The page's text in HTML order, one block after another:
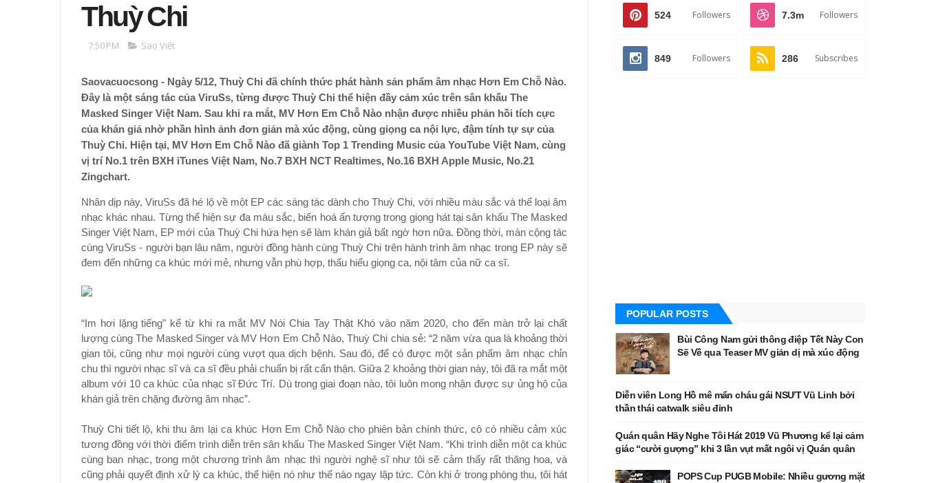
Thuỳ Chi
7:50 PM Sao Việt
Saovacuocsong - Ngày 5/12, Thuỳ Chi đã chính thức phát hành sản phẩm âm nhạc Hơn Em Chỗ Nào.
Đây là một sáng tác của ViruSs, từng được Thuỳ Chi thể hiện đầy cảm xúc trên sân khấu The
Masked Singer Việt Nam. Sau khi ra mắt, MV Hơn Em Chỗ Nào nhận được nhiều phản hồi tích cực
của khán giả nhờ phần hình ảnh đơn giản mà xúc động, cùng giọng ca nội lực, đậm tính tự sự của
Thuỳ Chi. Hiện tại, MV Hơn Em Chỗ Nào đã giành Top 1 Trending Music của YouTube Việt Nam, cùng
vị trí No.1 trên BXH iTunes Việt Nam, No.7 BXH NCT Realtimes, No.16 BXH Apple Music, No.21
Zingchart.
Nhân dịp này, ViruSs đã hé lộ về một EP các sáng tác dành cho Thuỳ Chi, với nhiều màu sắc và thể loại âm
nhạc khác nhau. Từng thể hiện sự đa màu sắc, biến hoá ấn tượng trong giọng hát tại sân khấu The Masked
Singer Việt Nam, EP mới của Thuỳ Chi hứa hẹn sẽ làm khán giả bất ngờ hơn nữa. Đồng thời, màn cộng tác
cùng ViruSs - người bạn lâu năm, người đồng hành cùng Thuỳ Chi trên hành trình âm nhạc trong EP này sẽ
đem đến những ca khúc mới mẻ, nhưng vẫn phù hợp, thấu hiểu giọng ca, nội tâm của nữ ca sĩ.
“Im hơi lặng tiếng" kể từ khi ra mắt MV Nói Chia Tay Thật Khó vào năm 2020, cho đến màn trở lại chất
lượng cùng The Masked Singer và MV Hơn Em Chỗ Nào, Thuỳ Chi chia sẻ: “2 năm vừa qua là khoảng thời
gian tôi, cũng như mọi người cùng vượt qua dịch bệnh. Sau đó, để có được một sản phẩm âm nhạc chỉn
chu thì người nhạc sĩ và ca sĩ đều phải chuẩn bị rất cẩn thận. Giữa 2 khoảng thời gian này, tôi đã ra mắt một
album với 10 ca khúc của nhạc sĩ Đức Trí. Dù trong giai đoạn nào, tôi luôn mong nhận được sự ủng hộ của
khán giả trên chặng đường âm nhạc”.
Thuỳ Chi tiết lộ, khi thu âm lại ca khúc Hơn Em Chỗ Nào cho phiên bản chính thức, cô có nhiều cảm xúc
tương đồng với thời điểm trình diễn trên sân khấu The Masked Singer Việt Nam. “Khi trình diễn một ca khúc
cùng ban nhạc, trong một chương trình âm nhạc thì người nghệ sĩ như tôi sẽ cảm thấy rất thăng hoa, và
cũng phải quyết định xử lý ca khúc, thể hiện nó như thế nào ngay lập tức. Còn khi ở trong phòng thu, tôi hát
524 Followers 7.3m Followers
849 Followers 286 Subscribes
POPULAR POSTS
Bùi Công Nam gửi thông điệp Tết Này Con
Sẽ Về qua Teaser MV giản dị mà xúc động
Diễn viên Long Hồ mê mẩn cháu gái NSƯT Vũ Linh bởi
thần thái catwalk siêu đỉnh
Quán quân Hãy Nghe Tôi Hát 2019 Vũ Phương kể lại cảm
giác “cười gượng” khi 3 lần vụt mất ngôi vị Quán quân
POPS Cup PUGB Mobile: Nhiều gương mặt